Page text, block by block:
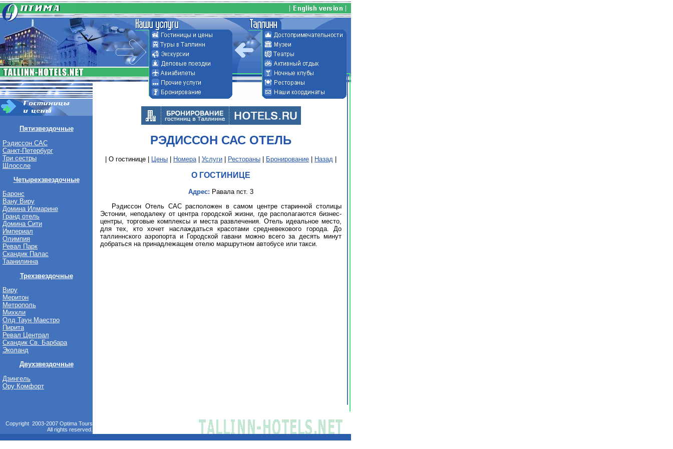
Пятизвездочные
Рэдиссон САС
Санкт-Петербург
Три сестры
Шлоссле
Четырехзвездочные
Баронс
Вану Виру
Домина Илмарине
Гранд отель
Домина Сити
Империал
Олимпия
Ревал Парк
Скандик Палас
Таанилинна
Трехзвездочные
Виру
Меритон
Метрополь
Михкли
Олд Таун Маестро
Пирита
Ревал Централ
Скандик Св. Барбара
Эколанд
Двухзвездочные
Дзингель
Ору Комфорт
РЭДИССОН САС ОТЕЛЬ
| О гостинице | Цены Номера| Услуги Рестораны Бронирование Назад
О ГОСТИНИЦЕ
Адрес: Равала пст. 3
Рэдиссон Отель САС расположен в самом центре старинной столицы
Эстонии, неподалеку от центра городской жизни, где располагаются бизнес-
центры, торговые комплексы и места развлечения. Отель идеальное место,
для тех, кто хочет наслаждаться красотами средневекового города. До
таллиннского аэропорта и Городской гавани можно всего за десять минут
добраться на принадлежащем отелю маршрутном автобусе или такси.
Copyright 2003-2007 Optima Tours
All rights reserved.